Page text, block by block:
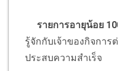
รายการอายุน้อย
รู้จักกับเจ้าของกิจกา
ประสบความสำเร็จ